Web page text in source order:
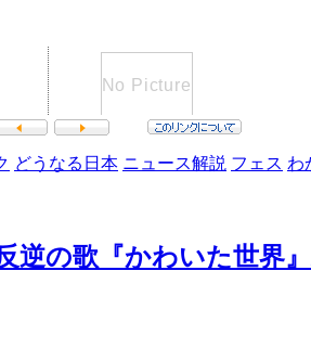
どうなる日本 ニュース解説 フェス わ
の歌『かわいた世界』